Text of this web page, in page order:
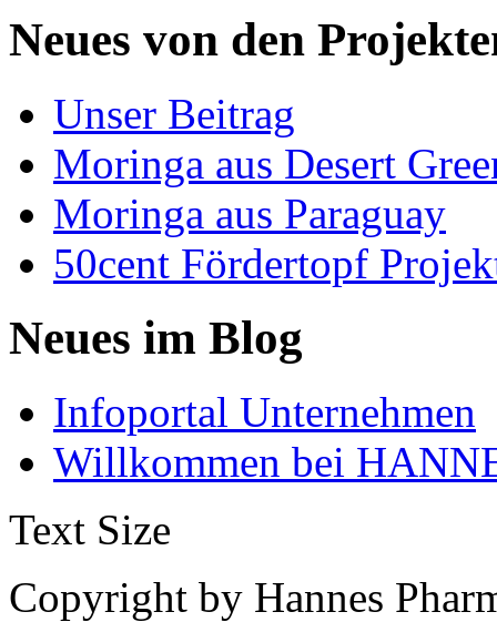
Neues von den
Unser Beitrag
Moringa aus Desert
Moringa aus Paraguay
50cent Fördertopf
Neues im Blog
Infoportal Unternehmen
Willkommen bei
Text Size
Copyright by Hannes